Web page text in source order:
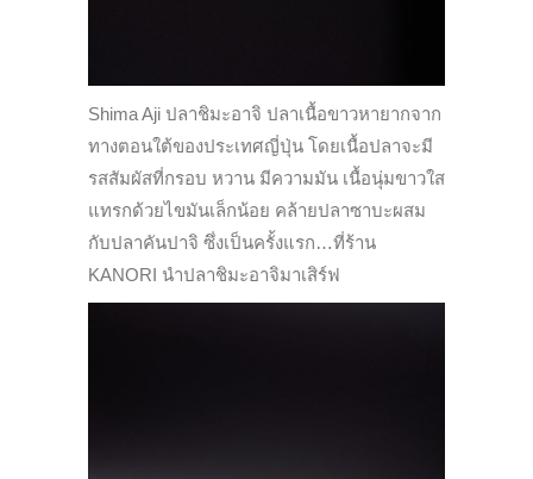
Shima Aji ปลาชิมะอาจิ ปลาเนื้อขาวหายากจาก
ทางตอนใต้ของประเทศญี่ปุ่น โดยเนื้อปลาจะมี
รสสัมผัสที่กรอบ หวาน มีความมัน เนื้อนุ่มขาวใส
แทรกด้วยไขมันเล็กน้อย คล้ายปลาซาบะผสม
กับปลาคันปาจิ ซึ่งเป็นครั้งแรก…ที่ร้าน
KANORI นำปลาชิมะอาจิมาเสิร์ฟ